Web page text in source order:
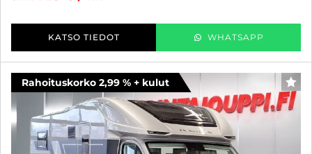
KATSO TIEDOT WHATSAPP
Rahoituskorko 2,99 % + kulut